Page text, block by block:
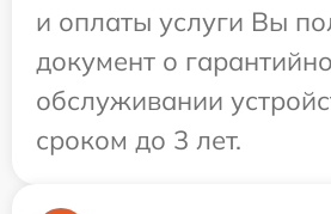
и оплаты услуги Вы
документ о
обслуживании
сроком до 3 лет.